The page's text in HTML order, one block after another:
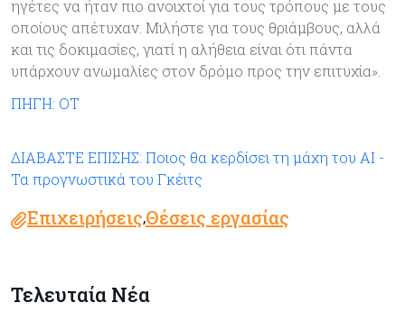
ηγέτες να ήταν πιο ανοιχτοί για τους τρόπους με τους
οποίους απέτυχαν. Μιλήστε για τους θριάμβους, αλλά
και τις δοκιμασίες, γιατί η αλήθεια είναι ότι πάντα
υπάρχουν ανωμαλίες στον δρόμο προς την επιτυχία».
ΠΗΓΗ: ΟΤ
ΔΙΑΒΑΣΤΕ ΕΠΙΣΗΣ: Ποιος θα κερδίσει τη μάχη του ΑΙ -
Τα προγνωστικά του Γκέιτς
Επιχειρήσεις,Θέσεις εργασίας
Τελευταία Νέα